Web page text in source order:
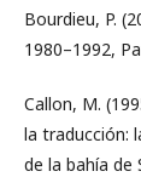
Bourdieu, P.
1980–1992,
Callon, M.
la traducción:
de la bahía de